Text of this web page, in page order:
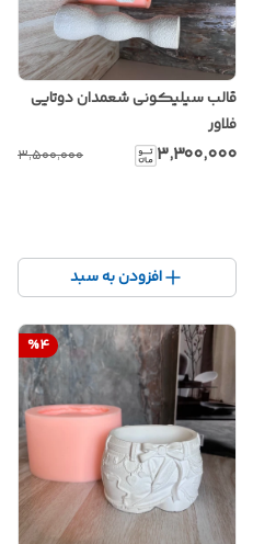
قالب سیلیکونی شعمدان دوتایی
فلاور
۳٬۳۰۰٬۰۰۰ ۳٬۵۰۰٬۰۰۰
افزودن به سبد
%4